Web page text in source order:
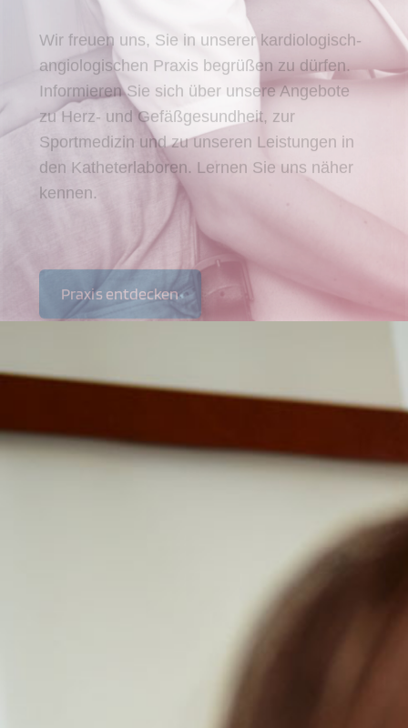
Wir freuen uns, Sie in unserer kardiologisch-
angiologischen Praxis begrüßen zu dürfen.
Informieren Sie sich über unsere Angebote
zu Herz- und Gefäßgesundheit, zur
Sportmedizin und zu unseren Leistungen in
den Katheterlaboren. Lernen Sie uns näher
kennen.
Praxis entdecken